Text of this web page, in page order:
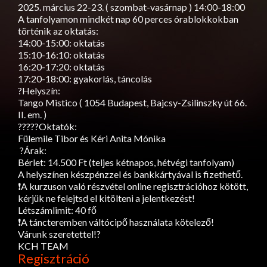
2025. március 22-23. ( szombat-vasárnap ) 14:00-18:00
A tanfolyamon mindkét nap 60 perces órablokkokban
történik az oktatás:
14:00-15:00: oktatás
15:10-16:10: oktatás
16:20-17:20: oktatás
17:20-18:00: gyakorlás, táncolás
?Helyszín:
Tango Mistico ( 1054 Budapest, Bajcsy-Zsilinszky út 66.
II. em. )
??‍?‍??Oktatók:
Fülemile Tibor és Kéri Anita Mónika
?Árak:
Bérlet: 14.500 Ft (teljes kétnapos, hétvégi tanfolyam)
A helyszínen készpénzzel és bankkártyával is fizethető.
❗A kurzuson való részvétel online regisztrációhoz kötött,
kérjük ne felejtsd el kitölteni a jelentkezést!
Létszámlimit: 40 fő
❗A táncteremben váltócipő használata kötelező!
Várunk szeretettel!?
KCH TEAM
Regisztráció